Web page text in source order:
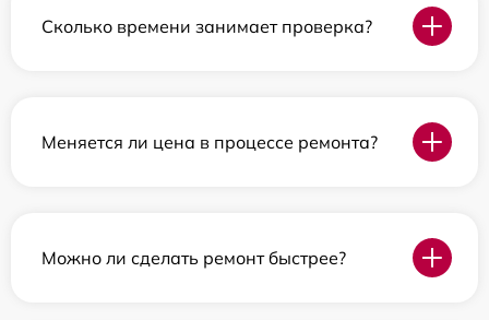
Сколько времени занимает проверка?
Меняется ли цена в процессе ремонта?
Можно ли сделать ремонт быстрее?